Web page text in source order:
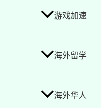
游戏加速
海外留学
海外华人